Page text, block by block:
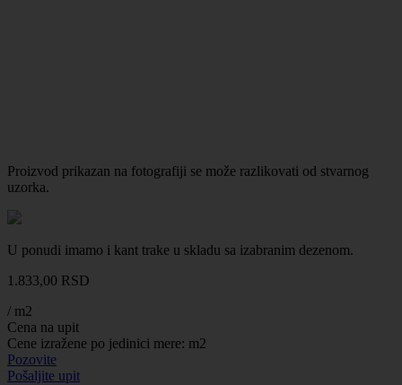
Proizvod prikazan na fotografiji se može razlikovati od stvarnog
uzorka.
U ponudi imamo i kant trake u skladu sa izabranim dezenom.
1.833,00 RSD
/ m2
Cena na upit
Cene izražene po jedinici mere: m2
Pozovite
Pošaljite upit